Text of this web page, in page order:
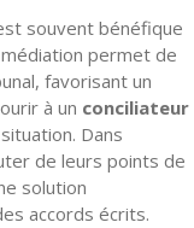
souvent bénéfique
médiation permet de
favorisant un
à un conciliateur
Dans
de leurs points de
solution
accords écrits.